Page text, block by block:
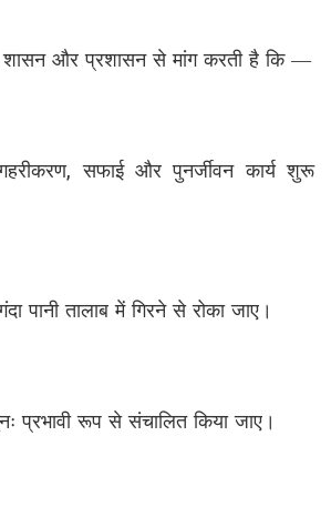
शासन और प्रशासन से मांग करती है कि —
सफाई और पुनर्जीवन कार्य शुरू
पानी तालाब में गिरने से रोका जाए।
प्रभावी रूप से संचालित किया जाए।